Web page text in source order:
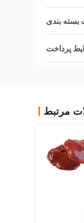
بسته بندی
پرداخت
مرتبط